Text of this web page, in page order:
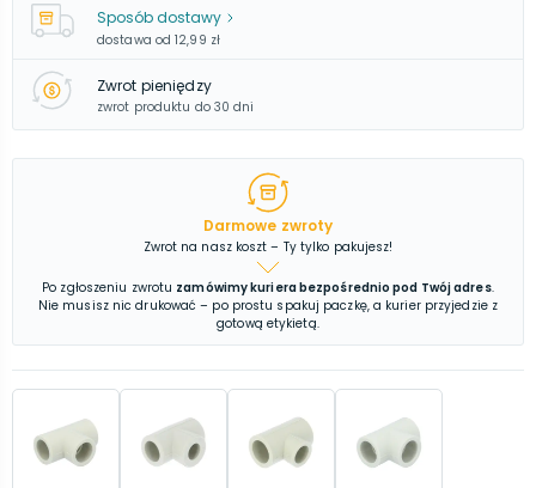
Sposób dostawy
dostawa od 12,99 zł
Zwrot pieniędzy
zwrot produktu do 30 dni
Darmowe zwroty
Zwrot na nasz koszt – Ty tylko pakujesz!
Po zgłoszeniu zwrotu zamówimy kuriera bezpośrednio pod Twój adres.
Nie musisz nic drukować – po prostu spakuj paczkę, a kurier przyjedzie z
gotową etykietą.